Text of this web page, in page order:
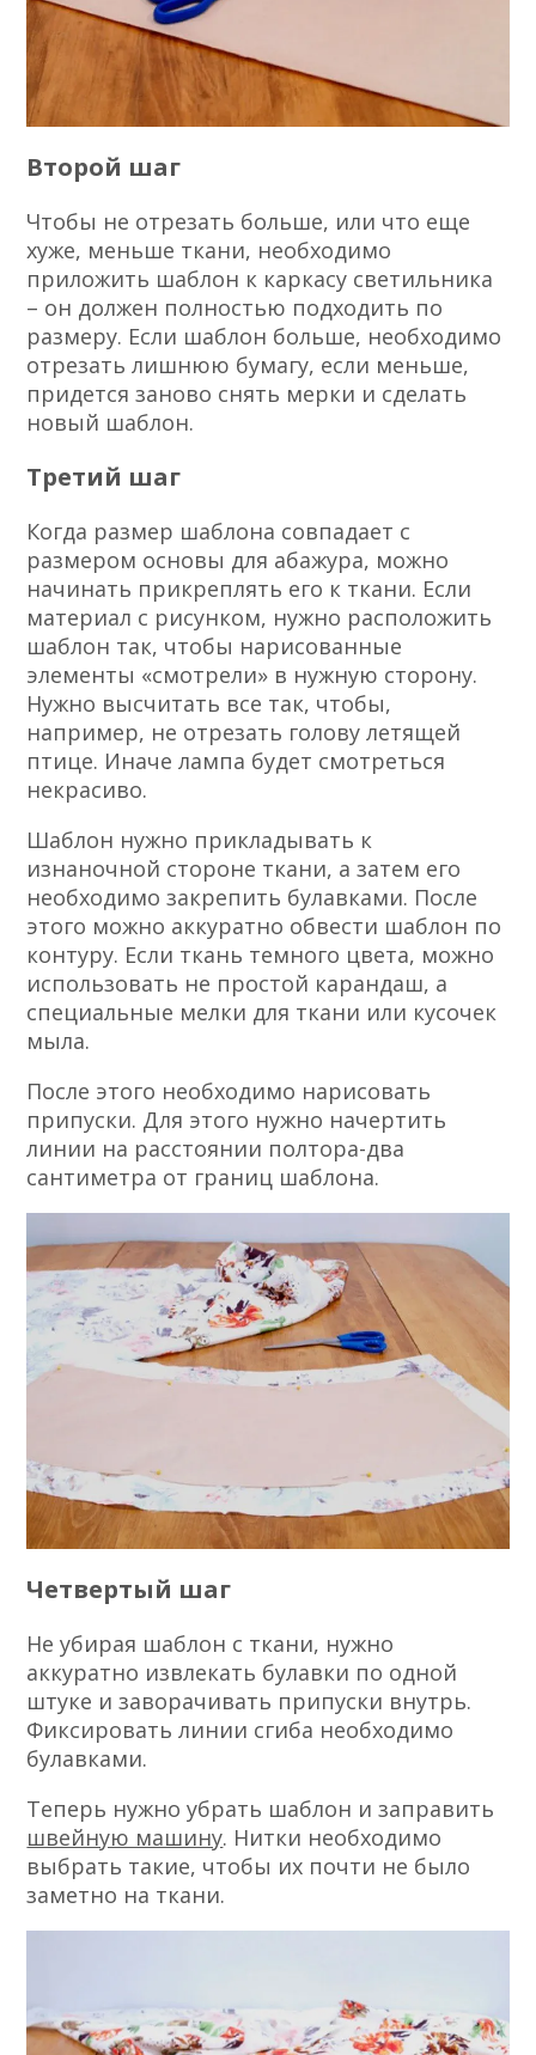
Второй шаг
Чтобы не отрезать больше, или что еще
хуже, меньше ткани, необходимо
приложить шаблон к каркасу светильника
– он должен полностью подходить по
размеру. Если шаблон больше, необходимо
отрезать лишнюю бумагу, если меньше,
придется заново снять мерки и сделать
новый шаблон.
Третий шаг
Когда размер шаблона совпадает с
размером основы для абажура, можно
начинать прикреплять его к ткани. Если
материал с рисунком, нужно расположить
шаблон так, чтобы нарисованные
элементы «смотрели» в нужную сторону.
Нужно высчитать все так, чтобы,
например, не отрезать голову летящей
птице. Иначе лампа будет смотреться
некрасиво.
Шаблон нужно прикладывать к
изнаночной стороне ткани, а затем его
необходимо закрепить булавками. После
этого можно аккуратно обвести шаблон по
контуру. Если ткань темного цвета, можно
использовать не простой карандаш, а
специальные мелки для ткани или кусочек
мыла.
После этого необходимо нарисовать
припуски. Для этого нужно начертить
линии на расстоянии полтора-два
сантиметра от границ шаблона.
Четвертый шаг
Не убирая шаблон с ткани, нужно
аккуратно извлекать булавки по одной
штуке и заворачивать припуски внутрь.
Фиксировать линии сгиба необходимо
булавками.
Теперь нужно убрать шаблон и заправить
швейную машину. Нитки необходимо
выбрать такие, чтобы их почти не было
заметно на ткани.